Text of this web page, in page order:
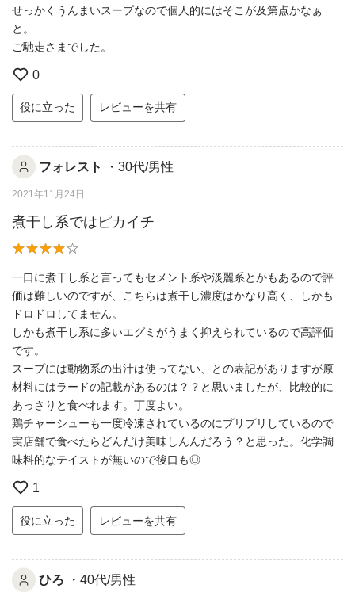
せっかくうんまいスープなので個人的にはそこが及第点かなぁ
と。
ご馳走さまでした。
0
役に立った レビューを共有
フォレスト ・30代/男性
2021年11月24日
煮干し系ではピカイチ
一口に煮干し系と言ってもセメント系や淡麗系とかもあるので評
価は難しいのですが、こちらは煮干し濃度はかなり高く、しかも
ドロドロしてません。
しかも煮干し系に多いエグミがうまく抑えられているので高評価
です。
スープには動物系の出汁は使ってない、との表記がありますが原
材料にはラードの記載があるのは？？と思いましたが、比較的に
あっさりと食べれます。丁度よい。
鶏チャーシューも一度冷凍されているのにプリプリしているので
実店舗で食べたらどんだけ美味しんんだろう？と思った。化学調
味料的なテイストが無いので後口も◎
1
役に立った レビューを共有
ひろ ・40代/男性